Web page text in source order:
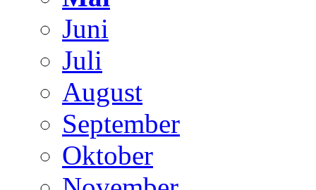
Juni
Juli
August
September
Oktober